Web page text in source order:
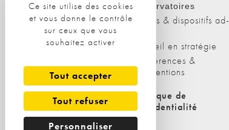
Ce site utilise des cookies
et vous donne le contrôle
sur ceux que vous
souhaitez activer
Tout accepter
Tout refuser
Personnaliser
A propos
L'équipe
Nos clients
Observatoires
Etudes & dispositifs ad-
Conseil en stratégie
Conférences &
interventions
Politique de cookies
Politique de
confidentialité